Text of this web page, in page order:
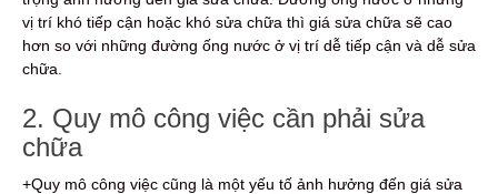
vị trí khó tiếp cận hoặc khó sửa chữa thì giá sửa chữa sẽ cao
hơn so với những đường ống nước ở vị trí dễ tiếp cận và dễ sửa
chữa.
2. Quy mô công việc cần phải sửa
chữa
+Quy mô công việc cũng là một yếu tố ảnh hưởng đến giá sửa